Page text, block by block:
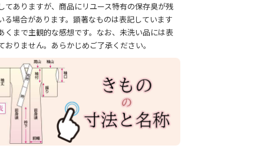
てありますが、商品にリユース特有の保存臭が残
る場合があります。顕著なものは表記しています
くまで主観的な感想です。なお、未洗い品には表
おりません。あらかじめご了承ください。